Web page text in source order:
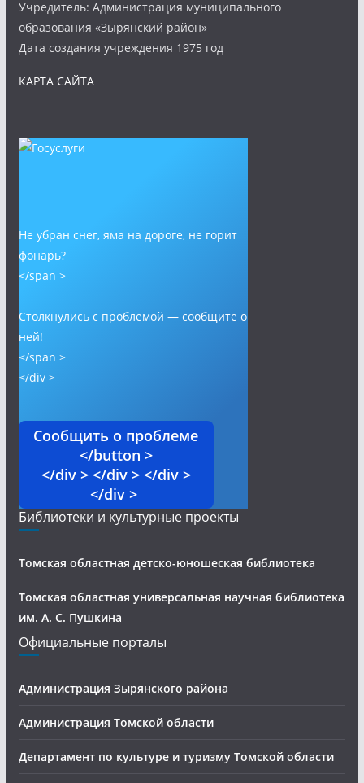
Учредитель: Администрация муниципального
образования «Зырянский район»
Дата создания учреждения 1975 год
КАРТА САЙТА
Не убран снег, яма на дороге, не горит
фонарь?
</span >
Столкнулись с проблемой — сообщите о
ней!
</span >
</div >
Сообщить о проблеме
</button >
</div > </div > </div >
</div >
Библиотеки и культурные проекты
Томская областная детско-юношеская библиотека
Томская областная универсальная научная библиотека
им. А. С. Пушкина
Официальные порталы
Администрация Зырянского района
Администрация Томской области
Департамент по культуре и туризму Томской области